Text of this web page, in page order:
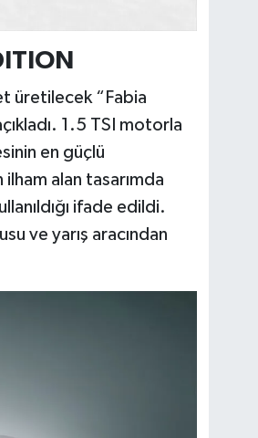
üretilecek “Fabia
1.5 TSI motorla
en güçlü
ilham alan tasarımda
ifade edildi.
ve yarış aracından